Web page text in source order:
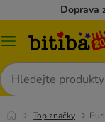
Doprava
Kategorie
Hledat
Top značky